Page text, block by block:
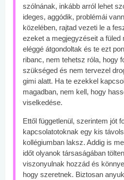
szólnának, inkább arról lehet
ideges, aggódik, problémái
közelében, rajtad vezeti le a
ezeket a megjegyzéseit a füled
eléggé átgondoltak és te ezt
ribanc, nem tehetsz róla, hogy
szükséged és nem tervezel
gimi alatt. Ha te ezekkel
magadban, nem kell, hogy
viselkedése.
Ettől függetlenül, szerintem jót
kapcsolatotoknak egy kis
kollégiumban laksz. Addig is
időt olyanok társaságában
viszonyulnak hozzád és
hogy szeretnek. Biztosan